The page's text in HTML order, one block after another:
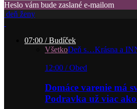
Heslo vám bude zaslané e-mailom
deň ženy
07:00 / Budíček
VšetkoDeň s…Krásna a IN
12:00 / Obed
Domáce varenie má
Podravka už viac